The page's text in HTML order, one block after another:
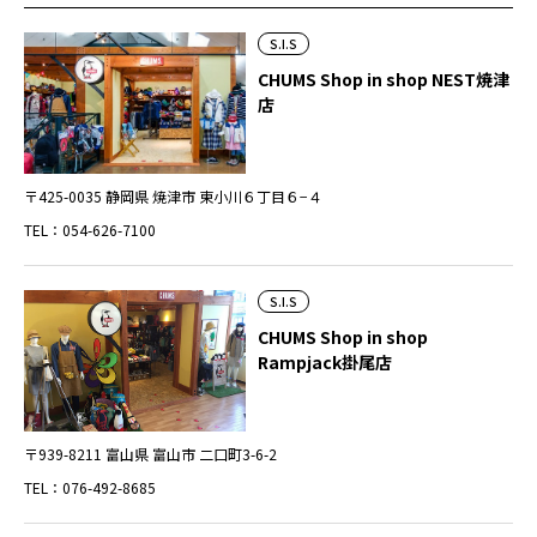
S.I.S
CHUMS Shop in shop NEST焼津
店
〒425-0035 静岡県 焼津市 東小川６丁目６−４
TEL：054-626-7100
S.I.S
CHUMS Shop in shop
Rampjack掛尾店
〒939-8211 富山県 富山市 二口町3-6-2
TEL：076-492-8685